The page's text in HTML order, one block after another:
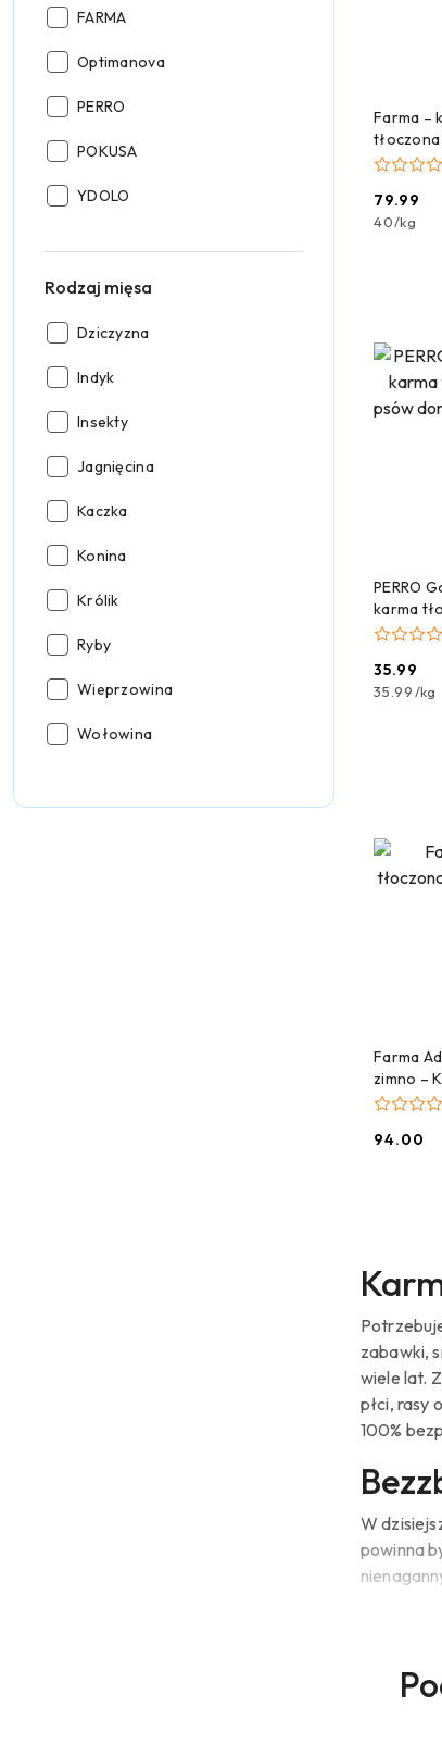
Producent:
FARMA
Producent:
Optimanova
Producent:
PERRO
Producent:
POKUSA
Producent:
YDOLO
Rodzaj mięsa
Rodzaj
Dziczyzna
Rodzaj
Indyk
Rodzaj
Insekty
Rodzaj
Jagnięcina
Rodzaj
Kaczka
Rodzaj
Konina
Rodzaj
Królik
Rodzaj
Ryby
Rodzaj
Wieprzowina
Rodzaj
Wołowina
Farma –
tłoczona
Cena:
79.99
40/kg
PERRO
karma
psów
Cena:
35.99
35.99/kg
Farma
zimno –
Cena:
94.00
zabawki,
wiele lat.
płci, rasy
100%
W
powinna
nawet